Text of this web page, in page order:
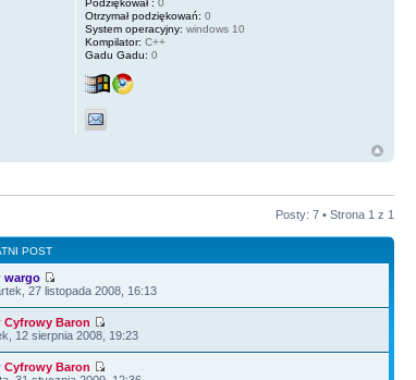
Podziękował : 0
Otrzymał podziękowań: 0
System operacyjny: windows 10
Kompilator: C++
Gadu Gadu: 0
Posty: 7 • Strona 1 z 1
POST
wargo
27 listopada 2008, 16:13
Cyfrowy Baron
12 sierpnia 2008, 19:23
Cyfrowy Baron